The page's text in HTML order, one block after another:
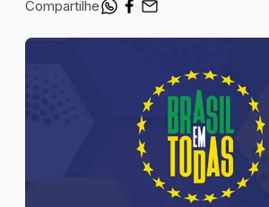
Compartilhe